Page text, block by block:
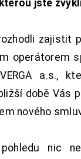
jste
zajistit
operátorem
a.s.,
době Vás
nového
nic